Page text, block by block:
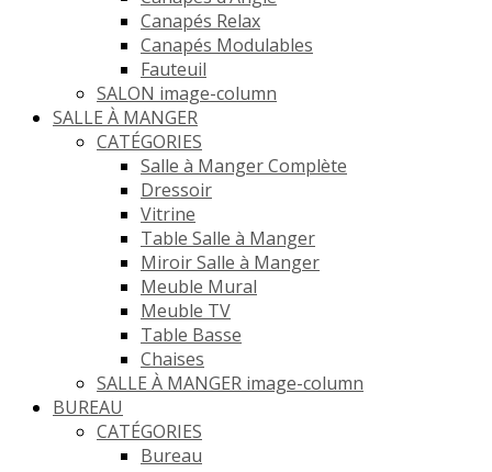
Canapés Relax
Canapés Modulables
Fauteuil
SALON image-column
SALLE À MANGER
CATÉGORIES
Salle à Manger Complète
Dressoir
Vitrine
Table Salle à Manger
Miroir Salle à Manger
Meuble Mural
Meuble TV
Table Basse
Chaises
SALLE À MANGER image-column
BUREAU
CATÉGORIES
Bureau